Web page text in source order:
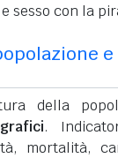
sesso con la
e
della
.
mortalità,